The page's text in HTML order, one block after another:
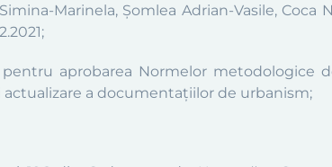
Marinela, Șomlea Adrian-Vasile, Coca
.2021;
pentru aprobarea Normelor metodologice
a documentațiilor de urbanism;